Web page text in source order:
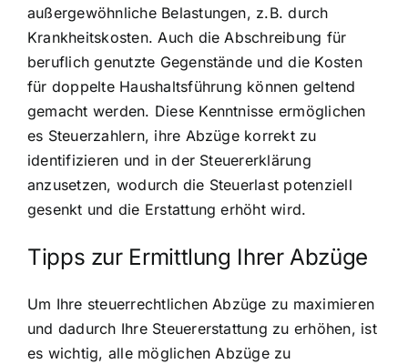
außergewöhnliche Belastungen, z.B. durch
Krankheitskosten. Auch die Abschreibung für
beruflich genutzte Gegenstände und die Kosten
für doppelte Haushaltsführung können geltend
gemacht werden. Diese Kenntnisse ermöglichen
es Steuerzahlern, ihre Abzüge korrekt zu
identifizieren und in der Steuererklärung
anzusetzen, wodurch die Steuerlast potenziell
gesenkt und die Erstattung erhöht wird.
Tipps zur Ermittlung Ihrer Abzüge
Um Ihre steuerrechtlichen Abzüge zu maximieren
und dadurch Ihre Steuererstattung zu erhöhen, ist
es wichtig, alle möglichen Abzüge zu